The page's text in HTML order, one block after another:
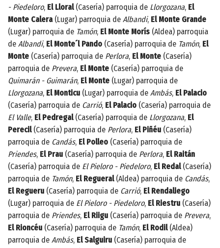
- Piedeloro, El Lloral(Casería) parroquia de Llorgozana, El
Monte Calera(Lugar) parroquia de Albandi, El Monte Grande
(Lugar) parroquia de Tamón, El Monte Morís (Aldea) parroquia
de Albandi, El Monte´l Pando (Casería) parroquia de Tamón, El
Monte (Casería) parroquia de Perlora, El Monte (Casería)
parroquia de Prevera, El Monte (Casería) parroquia de
Quimarán - Guimarán, El Monte (Lugar) parroquia de
Llorgozana, El Monticu (Lugar) parroquia de Ambás, El Palacio
(Casería) parroquia de Carrió, El Palacio (Casería) parroquia de
El Valle, El Pedregal(Casería) parroquia de Llorgozana, El
Perecil(Casería) parroquia de Perlora, El Piñéu (Casería)
parroquia de Candás, El Polleo (Casería) parroquia de
Priendes, El Prau (Casería) parroquia de Perlora, El Raitán
(Casería) parroquia de El Pieloro - Piedeloro, El Redal(Casería)
parroquia de Tamón, El Regueral(Aldea) parroquia de Candás,
El Regueru (Casería) parroquia de Carrió, El Rendaliego
(Lugar) parroquia de El Pieloro - Piedeloro, El Riestru (Casería)
parroquia de Priendes, El Riigu (Casería) parroquia de Prevera,
El Rioncéu (Casería) parroquia de Tamón, El Rodil(Aldea)
parroquia de Ambás, El Salguiru (Casería) parroquia de